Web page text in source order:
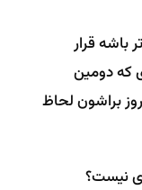
باشه قرار
که دومین
براشون لحاظ
نیست؟